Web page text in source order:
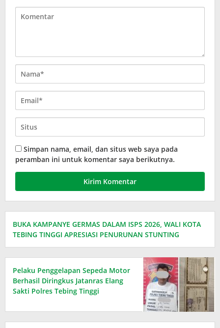
Simpan nama, email, dan situs web saya pada
peramban ini untuk komentar saya berikutnya.
BUKA KAMPANYE GERMAS DALAM ISPS 2026, WALI KOTA
TEBING TINGGI APRESIASI PENURUNAN STUNTING
Pelaku Penggelapan Sepeda Motor
Berhasil Diringkus Jatanras Elang
Sakti Polres Tebing Tinggi